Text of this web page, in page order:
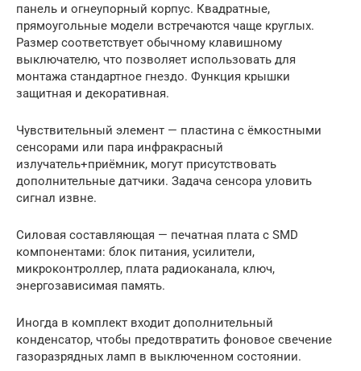
панель и огнеупорный корпус. Квадратные,
прямоугольные модели встречаются чаще круглых.
Размер соответствует обычному клавишному
выключателю, что позволяет использовать для
монтажа стандартное гнездо. Функция крышки
защитная и декоративная.
Чувствительный элемент — пластина с ёмкостными
сенсорами или пара инфракрасный
излучатель+приёмник, могут присутствовать
дополнительные датчики. Задача сенсора уловить
сигнал извне.
Силовая составляющая — печатная плата с SMD
компонентами: блок питания, усилители,
микроконтроллер, плата радиоканала, ключ,
энергозависимая память.
Иногда в комплект входит дополнительный
конденсатор, чтобы предотвратить фоновое свечение
газоразрядных ламп в выключенном состоянии.